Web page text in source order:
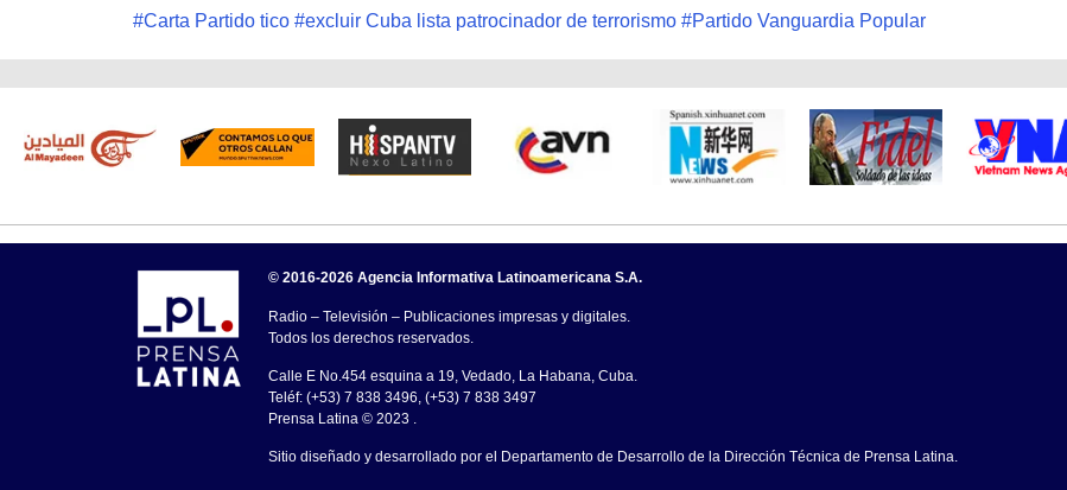
#Carta Partido tico #excluir Cuba lista patrocinador de terrorismo #Partido Vanguardia Popular
© 2016-2026 Agencia Informativa Latinoamericana S.A.
Radio – Televisión – Publicaciones impresas y digitales.
Todos los derechos reservados.
Calle E No.454 esquina a 19, Vedado, La Habana, Cuba.
Teléf: (+53) 7 838 3496, (+53) 7 838 3497
Prensa Latina © 2023 .
Sitio diseñado y desarrollado por el Departamento de Desarrollo de la Dirección Técnica de Prensa Latina.